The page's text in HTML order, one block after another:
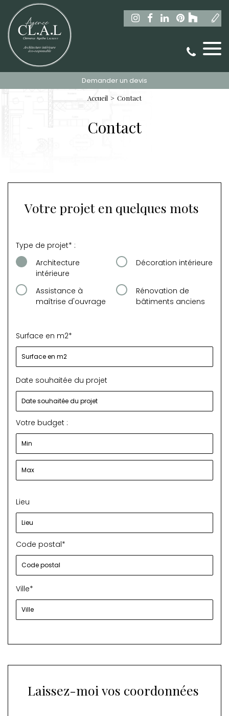
Demander un devis
Accueil Contact
Contact
Votre projet en quelques mots
Type de projet* :
Architecture
intérieure
Décoration intérieure
Assistance à
maîtrise d'ouvrage
Rénovation de
bâtiments anciens
Surface en m2*
Date souhaitée du projet
Votre budget :
Lieu
Code postal*
Ville*
Laissez-moi vos coordonnées